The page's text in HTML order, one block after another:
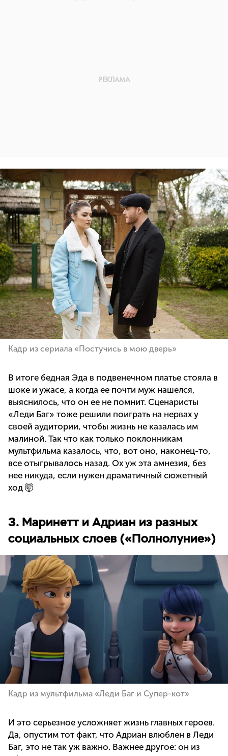
Кадр из сериала «Постучись в мою дверь»
В итоге бедная Эда в подвенечном платье стояла в
шоке и ужасе, а когда ее почти муж нашелся,
выяснилось, что он ее не помнит. Сценаристы
«Леди Баг» тоже решили поиграть на нервах у
своей аудитории, чтобы жизнь не казалась им
малиной. Так что как только поклонникам
мультфильма казалось, что, вот оно, наконец-то,
все отыгрывалось назад. Ох уж эта амнезия, без
нее никуда, если нужен драматичный сюжетный
ход 🤯
3. Маринетт и Адриан из разных
социальных слоев («Полнолуние»)
Кадр из мультфильма «Леди Баг и Супер-кот»
И это серьезное усложняет жизнь главных героев.
Да, опустим тот факт, что Адриан влюблен в Леди
Баг, это не так уж важно. Важнее другое: он из